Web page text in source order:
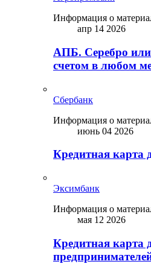
Информация о
апр 14 2026
АПБ. Серебро или
счетом в любом
Сбербанк
Информация о
июнь 04 2026
Кредитная карта
Эксимбанк
Информация о
мая 12 2026
Кредитная карта